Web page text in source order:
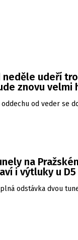
neděle udeří
znovu velmi
od veder se
na
i výtluky u D5
odstávka dvou